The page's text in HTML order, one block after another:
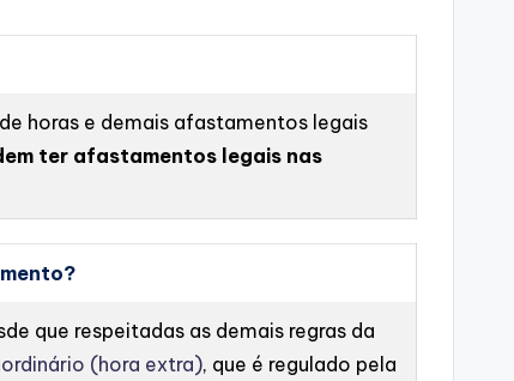
horas e demais afastamentos legais
ter afastamentos legais nas
que respeitadas as demais regras da
(hora extra), que é regulado pela